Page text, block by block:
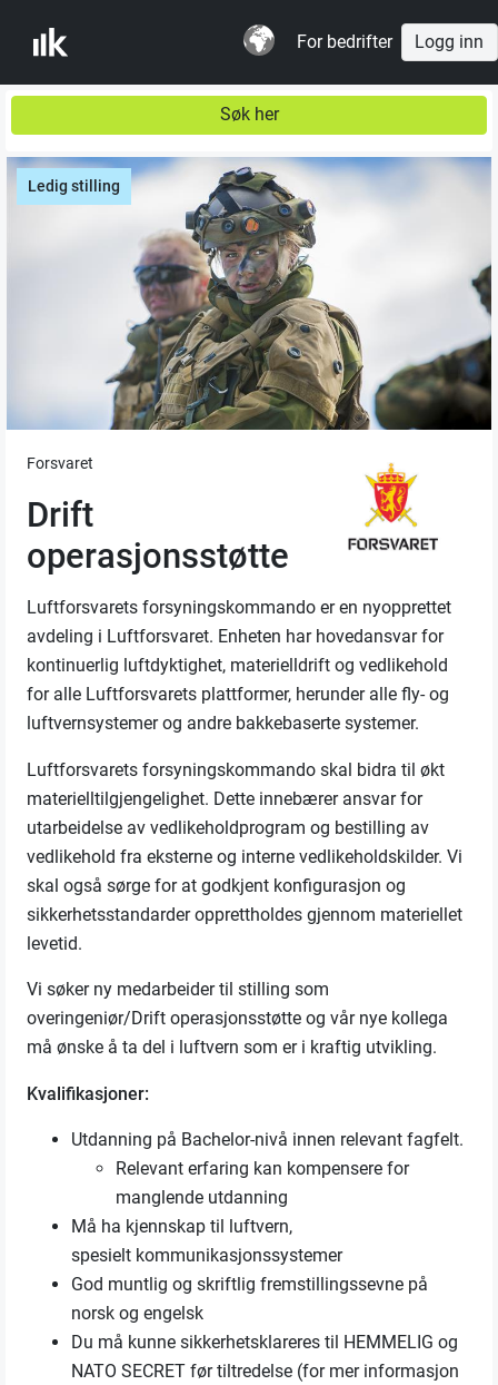
For bedrifter Logg inn
Søk her
Ledig stilling
Forsvaret
Drift
operasjonsstøtte
Luftforsvarets forsyningskommando er en nyopprettet
avdeling i Luftforsvaret. Enheten har hovedansvar for
kontinuerlig luftdyktighet, materielldrift og vedlikehold
for alle Luftforsvarets plattformer, herunder alle fly- og
luftvernsystemer og andre bakkebaserte systemer.
Luftforsvarets forsyningskommando skal bidra til økt
materielltilgjengelighet. Dette innebærer ansvar for
utarbeidelse av vedlikeholdprogram og bestilling av
vedlikehold fra eksterne og interne vedlikeholdskilder. Vi
skal også sørge for at godkjent konfigurasjon og
sikkerhetsstandarder opprettholdes gjennom materiellet
levetid.
Vi søker ny medarbeider til stilling som
overingeniør/Drift operasjonsstøtte og vår nye kollega
må ønske å ta del i luftvern som er i kraftig utvikling.
Kvalifikasjoner:
Utdanning på Bachelor-nivå innen relevant fagfelt.
Relevant erfaring kan kompensere for
manglende utdanning
Må ha kjennskap til luftvern,
spesielt kommunikasjonssystemer
God muntlig og skriftlig fremstillingssevne på
norsk og engelsk
Du må kunne sikkerhetsklareres til HEMMELIG og
NATO SECRET før tiltredelse (for mer informasjon